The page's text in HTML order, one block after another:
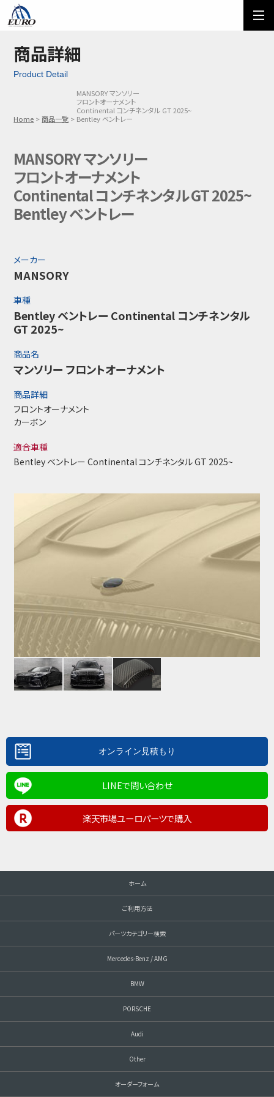
ご利用方法
メール問い合わせ
商品詳細
Product Detail
Home 商品一覧
MANSORY マンソリー
フロントオーナメント
Continental コンチネンタル GT 2025~
Bentley ベントレー
MANSORY マンソリー
フロントオーナメント
Continental コンチネンタル GT 2025~
Bentley ベントレー
メーカー
MANSORY
車種
Bentley ベントレー Continental コンチネンタル
GT 2025~
商品名
マンソリー フロントオーナメント
商品詳細
フロントオーナメント
カーボン
適合車種
Bentley ベントレー Continental コンチネンタル GT 2025~
LINEで問い合わせ
楽天市場ユーロパーツで購入
ホーム
ご利用方法
パーツカテゴリー検索
Mercedes-Benz / AMG
BMW
PORSCHE
Audi
Other
オーダーフォーム